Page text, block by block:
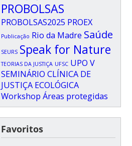
PROBOLSAS
PROBOLSAS2025 PROEX
Publicação Rio da Madre Saúde
SEURS Speak for Nature
TEORIAS DA JUSTIÇA UFSC UPO V
SEMINÁRIO CLÍNICA DE
JUSTIÇA ECOLÓGICA
Workshop Áreas protegidas
Favoritos